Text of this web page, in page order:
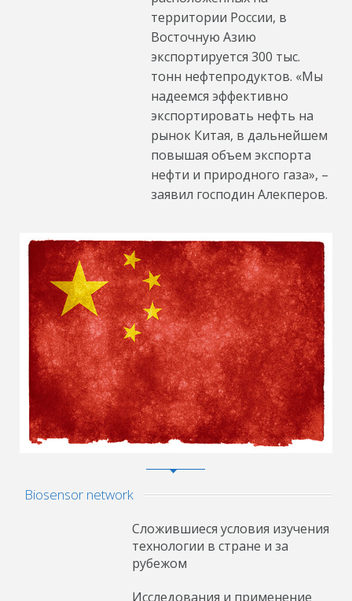
территории России, в
Восточную Азию
экспортируется 300 тыс.
тонн нефтепродуктов. «Мы
надеемся эффективно
экспортировать нефть на
рынок Китая, в дальнейшем
повышая объем экспорта
нефти и природного газа», –
заявил господин Алекперов.
Biosensor network
Сложившиеся условия изучения
технологии в стране и за
рубежом
Исследования и применение